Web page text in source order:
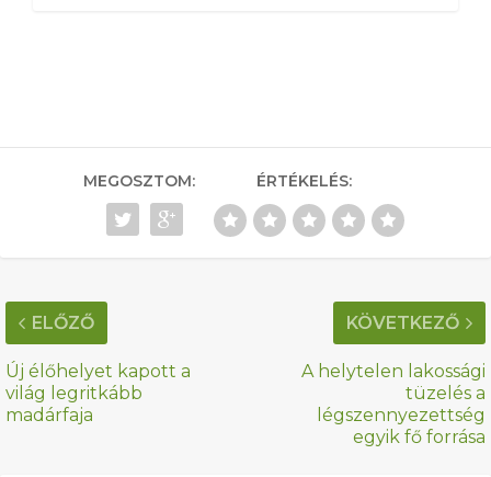
MEGOSZTOM: ÉRTÉKELÉS:
ELŐZŐ
Új élőhelyet kapott a
világ legritkább
madárfaja
KÖVETKEZŐ
A helytelen lakossági
tüzelés a
légszennyezettség
egyik fő forrása